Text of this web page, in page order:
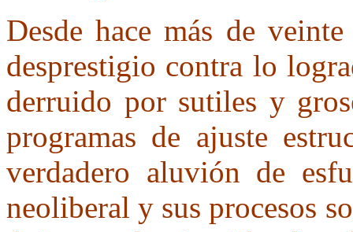
Desde hace más de
desprestigio contra lo
derruido por sutiles y
programas de ajuste
verdadero aluvión de
neoliberal y sus procesos